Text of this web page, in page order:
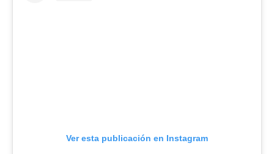
Ver esta publicación en Instagram